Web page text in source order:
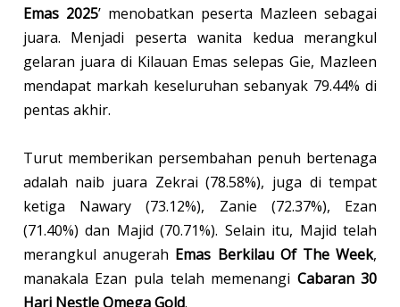
Emas 2025’ menobatkan peserta Mazleen sebagai
juara. Menjadi peserta wanita kedua merangkul
gelaran juara di Kilauan Emas selepas Gie, Mazleen
mendapat markah keseluruhan sebanyak 79.44% di
pentas akhir.
Turut memberikan persembahan penuh bertenaga
adalah naib juara Zekrai (78.58%), juga di tempat
ketiga Nawary (73.12%), Zanie (72.37%), Ezan
(71.40%) dan Majid (70.71%). Selain itu, Majid telah
merangkul anugerah Emas Berkilau Of The Week,
manakala Ezan pula telah memenangi Cabaran 30
Hari Nestle Omega Gold.